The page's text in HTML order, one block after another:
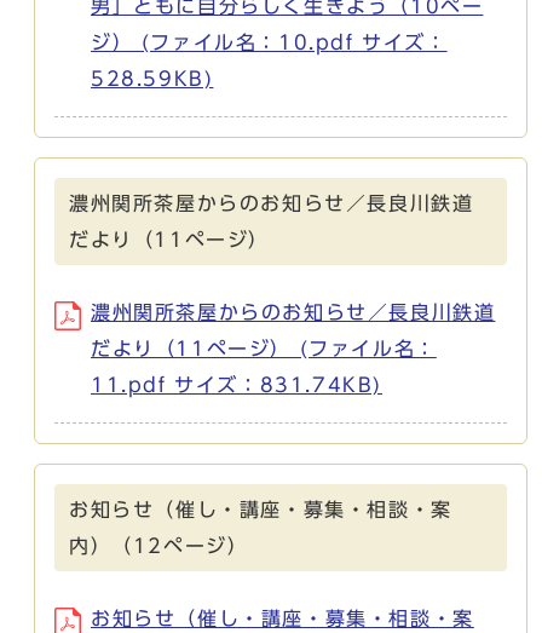
男」ともに自分らしく生きよう（10ペー
ジ） (ファイル名：10.pdf サイズ：
528.59KB)
濃州関所茶屋からのお知らせ／長良川鉄道
だより（11ページ）
濃州関所茶屋からのお知らせ／長良川鉄道
だより（11ページ） (ファイル名：
11.pdf サイズ：831.74KB)
お知らせ（催し・講座・募集・相談・案
内）（12ページ）
お知らせ（催し・講座・募集・相談・案